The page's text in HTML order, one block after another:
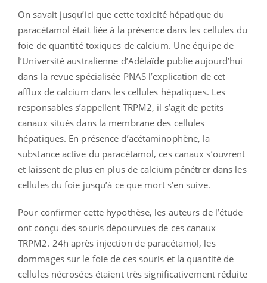
On savait jusqu’ici que cette toxicité hépatique du
paracétamol était liée à la présence dans les cellules du
foie de quantité toxiques de calcium. Une équipe de
l’Université australienne d’Adélaïde publie aujourd’hui
dans la revue spécialisée PNAS l’explication de cet
afflux de calcium dans les cellules hépatiques. Les
responsables s’appellent TRPM2, il s’agit de petits
canaux situés dans la membrane des cellules
hépatiques. En présence d’acétaminophène, la
substance active du paracétamol, ces canaux s’ouvrent
et laissent de plus en plus de calcium pénétrer dans les
cellules du foie jusqu’à ce que mort s’en suive.
Pour confirmer cette hypothèse, les auteurs de l’étude
ont conçu des souris dépourvues de ces canaux
TRPM2. 24h après injection de paracétamol, les
dommages sur le foie de ces souris et la quantité de
cellules nécrosées étaient très significativement réduite